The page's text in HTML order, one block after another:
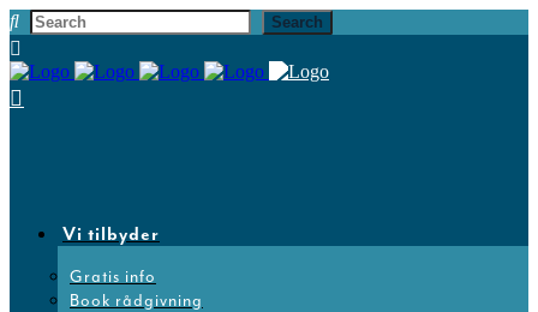
Vi tilbyder
Gratis info
Book rådgivning